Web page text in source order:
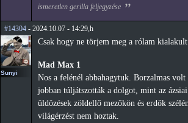
ismeretlen gerilla feljegyzése
#14304 - 2024.10.07 - 14:29,h
Sunyi
Csak hogy ne törjem meg a rólam
Mad Max 1
Nos a felénél abbahagytuk. Borzalmas volt
jobban túljátszották a dolgot, mint az
üldözések zöldellő mezőkön és erdők
világérzést nem hoztak.